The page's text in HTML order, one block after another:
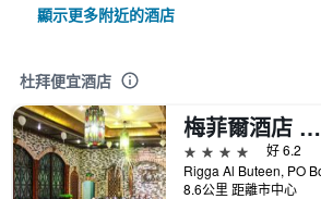
顯示更多附近的酒店
杜拜便宜酒店
梅菲爾酒店 - 杜拜
4星級
好 6.2
8.6公里 距離市中心